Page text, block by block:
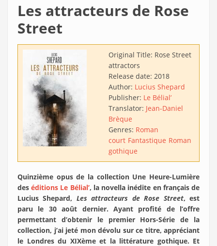
Les attracteurs de Rose
Street
Original Title: Rose Street
attractors
Release date: 2018
Author: Lucius Shepard
Publisher: Le Bélial’
Translator: Jean-Daniel
Brèque
Genres: Roman
court Fantastique Roman
gothique
Quinzième opus de la collection Une Heure-Lumière
deséditions Le Bélial’, la novella inédite en français de
Lucius Shepard, Les attracteurs de Rose Street, est
paru le 30 août dernier. Ayant profité de l’offre
permettant d’obtenir le premier Hors-Série de la
collection, j’ai jeté mon dévolu sur ce titre, appréciant
le Londres du XIXème et la littérature gothique. Et